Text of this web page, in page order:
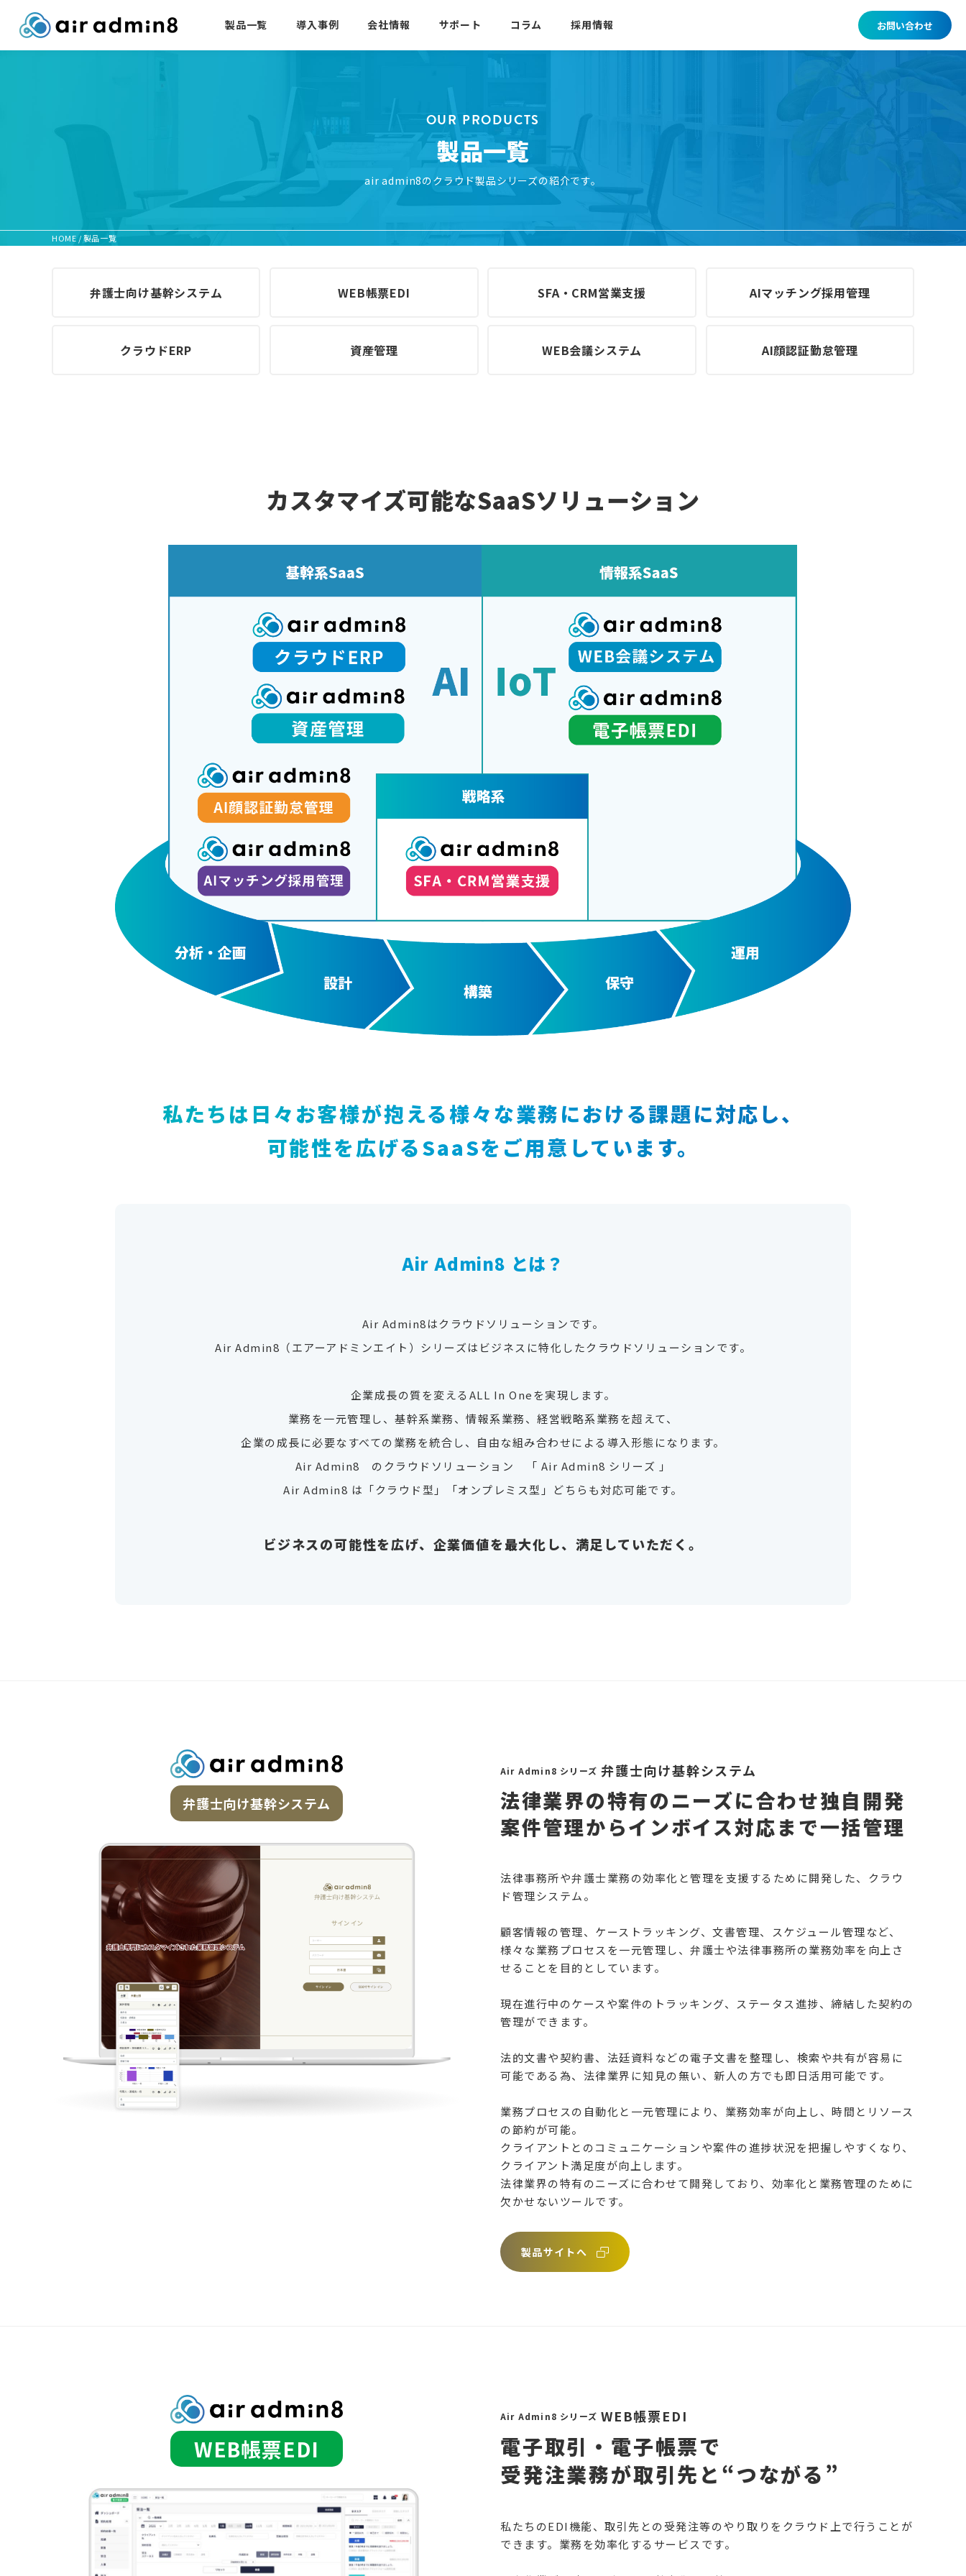
製品一覧 導入事例 会社情報 サポート コラム 採用情報 お問い合わせ
OUR PRODUCTS
製品一覧
air admin8のクラウド製品シリーズの紹介です。
HOME /製品一覧
弁護士向け基幹システム WEB帳票EDI SFA・CRM営業支援 AIマッチング採用管理
クラウドERP 資産管理 WEB会議システム AI顔認証勤怠管理
カスタマイズ可能なSaaSソリューション
私たちは日々お客様が抱える様々な業務における課題に対応し、
可能性を広げるSaaSをご用意しています。
Air Admin8 とは？
Air Admin8はクラウドソリューションです。
Air Admin8（エアーアドミンエイト）シリーズはビジネスに特化したクラウドソリューションです。
企業成長の質を変えるALL In Oneを実現します。
業務を一元管理し、基幹系業務、情報系業務、経営戦略系業務を超えて、
企業の成長に必要なすべての業務を統合し、自由な組み合わせによる導入形態になります。
Air Admin8 のクラウドソリューション 「 Air Admin8 シリーズ 」
Air Admin8 は「クラウド型」「オンプレミス型」どちらも対応可能です。
ビジネスの可能性を広げ、企業価値を最大化し、満足していただく。
弁護士向け基幹システム
Air Admin8 シリーズ 弁護士向け基幹システム
法律業界の特有のニーズに合わせ独自開発
案件管理からインボイス対応まで一括管理
法律事務所や弁護士業務の効率化と管理を支援するために開発した、クラウ
ド管理システム。
顧客情報の管理、ケーストラッキング、文書管理、スケジュール管理など、
様々な業務プロセスを一元管理し、弁護士や法律事務所の業務効率を向上さ
せることを目的としています。
現在進行中のケースや案件のトラッキング、ステータス進捗、締結した契約の
管理ができます。
法的文書や契約書、法廷資料などの電子文書を整理し、検索や共有が容易に
可能である為、法律業界に知見の無い、新人の方でも即日活用可能です。
業務プロセスの自動化と一元管理により、業務効率が向上し、時間とリソース
の節約が可能。
クライアントとのコミュニケーションや案件の進捗状況を把握しやすくなり、
クライアント満足度が向上します。
法律業界の特有のニーズに合わせて開発しており、効率化と業務管理のために
欠かせないツールです。
製品サイトへ
WEB帳票EDI
Air Admin8 シリーズ WEB帳票EDI
電子取引・電子帳票で
受発注業務が取引先と“つながる”
私たちのEDI機能、取引先との受発注等のやり取りをクラウド上で行うことが
できます。業務を効率化するサービスです。